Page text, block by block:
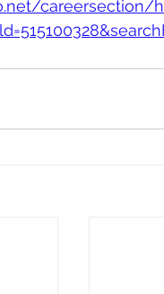
careersection/